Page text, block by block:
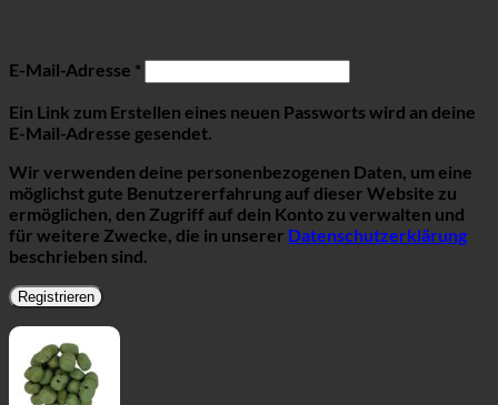
E-Mail-Adresse *Erforderlich
Ein Link zum Erstellen eines neuen Passworts wird an deine
E-Mail-Adresse gesendet.
Wir verwenden deine personenbezogenen Daten, um eine
möglichst gute Benutzererfahrung auf dieser Website zu
ermöglichen, den Zugriff auf dein Konto zu verwalten und
für weitere Zwecke, die in unserer Datenschutzerklärung
beschrieben sind.
Registrieren